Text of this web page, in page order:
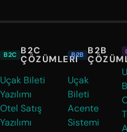
B2C B2C
ÇÖZÜMLERI
Uçak Bileti
Yazılımı
Otel Satış
Yazılımı
B2B B2B
Uçak
Bileti
Acente
Sistemi